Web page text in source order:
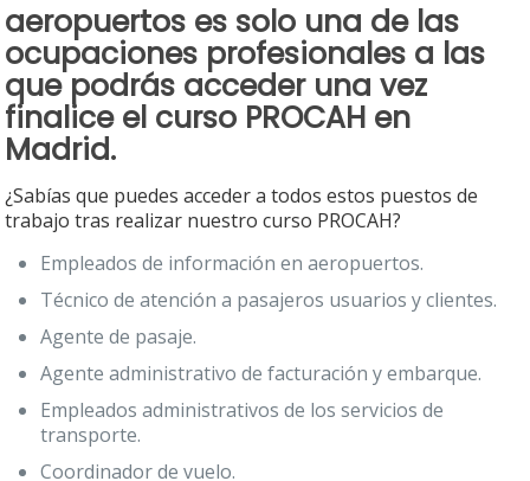
aeropuertos es solo una de las
ocupaciones profesionales a las
que podrás acceder una vez
finalice el curso PROCAH en
Madrid.
¿Sabías que puedes acceder a todos estos puestos de
trabajo tras realizar nuestro curso PROCAH?
Empleados de información en aeropuertos.
Técnico de atención a pasajeros usuarios y clientes.
Agente de pasaje.
Agente administrativo de facturación y embarque.
Empleados administrativos de los servicios de
transporte.
Coordinador de vuelo.